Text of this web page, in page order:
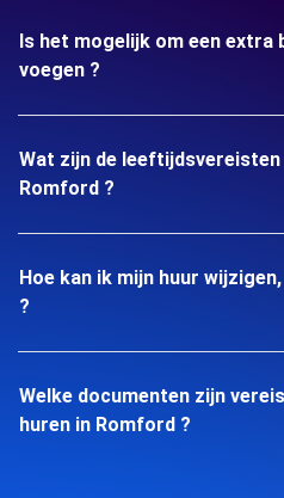
Is het mogelijk om een
voegen ?
Wat zijn de
Romford ?
Hoe kan ik mijn huur
?
Welke documenten zijn
huren in Romford ?